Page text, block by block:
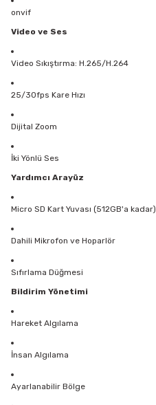
onvif
Video ve Ses
Video Sıkıştırma: H.265/H.264
25/30fps Kare Hızı
Dijital Zoom
İki Yönlü Ses
Yardımcı Arayüz
Micro SD Kart Yuvası (512GB'a kadar)
Dahili Mikrofon ve Hoparlör
Sıfırlama Düğmesi
Bildirim Yönetimi
Hareket Algılama
İnsan Algılama
Ayarlanabilir Bölge